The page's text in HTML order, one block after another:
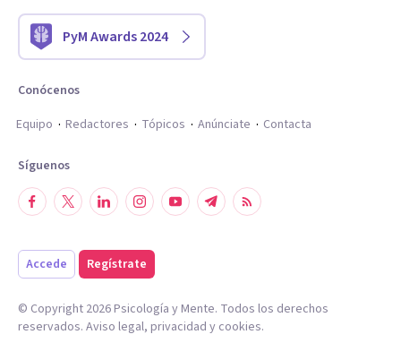
PyM Awards 2024
Conócenos
Equipo
Redactores Tópicos Anúnciate Contacta
Síguenos
Accede Regístrate
© Copyright 2026Psicología y Mente. Todos los derechos
reservados. Aviso legal, privacidad y cookies.